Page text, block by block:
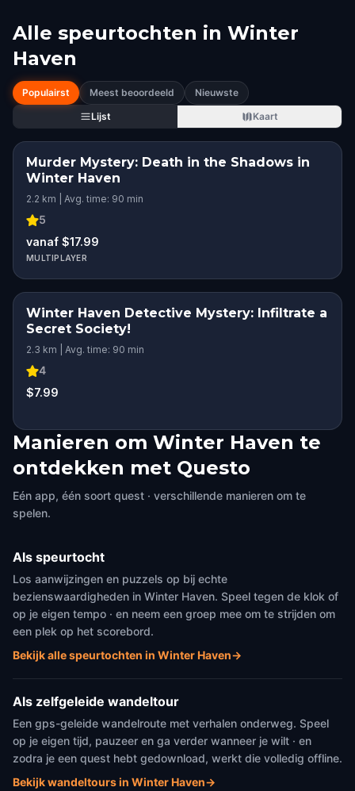
Alle speurtochten in Winter
Haven
Populairst Meest beoordeeld
Nieuwste
Lijst
Kaart
Murder Mystery: Death in the Shadows in
Winter Haven
2.2 km | Avg. time: 90 min
5
vanaf $17.99
MULTIPLAYER
Winter Haven Detective Mystery: Infiltrate a
Secret Society!
2.3 km | Avg. time: 90 min
4
$7.99
Manieren om Winter Haven te
ontdekken met Questo
Eén app, één soort quest · verschillende manieren om te
spelen.
Als speurtocht
Los aanwijzingen en puzzels op bij echte
bezienswaardigheden in Winter Haven. Speel tegen de klok of
op je eigen tempo · en neem een groep mee om te strijden om
een plek op het scorebord.
Bekijk alle speurtochten in Winter Haven→
Als zelfgeleide wandeltour
Een gps-geleide wandelroute met verhalen onderweg. Speel
op je eigen tijd, pauzeer en ga verder wanneer je wilt · en
zodra je een quest hebt gedownload, werkt die volledig offline.
Bekijk wandeltours in Winter Haven→